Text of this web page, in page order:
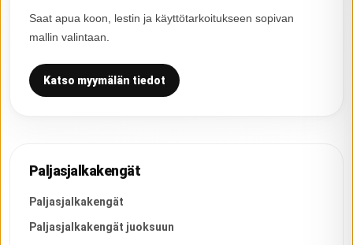
Saat apua koon, lestin ja käyttötarkoitukseen sopivan
mallin valintaan.
Katso myymälän tiedot
Paljasjalkakengät
Paljasjalkakengät
Paljasjalkakengät juoksuun